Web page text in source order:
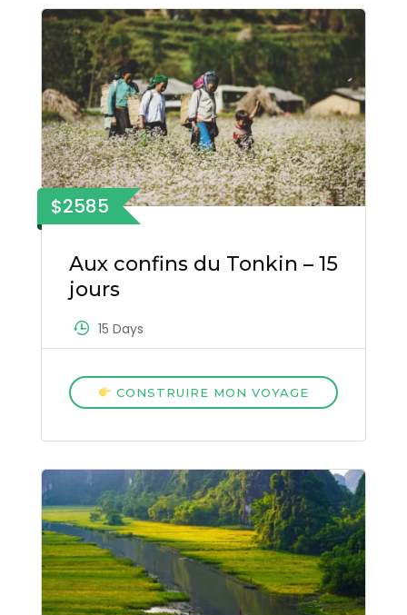
$2585
Aux confins du Tonkin – 15
jours
15 Days
CONSTRUIRE MON VOYAGE